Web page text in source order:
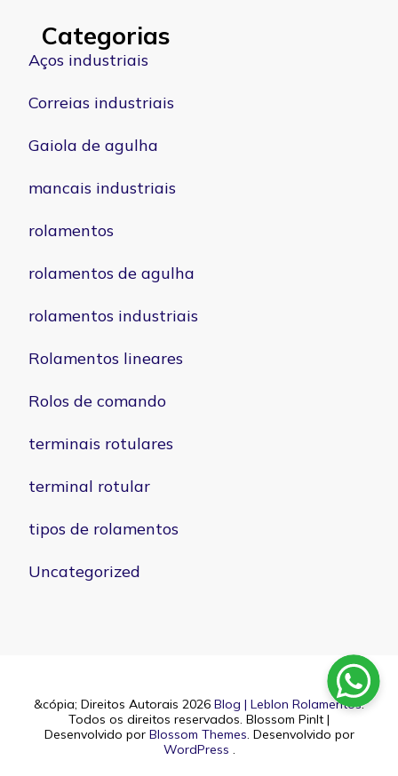
Categorias
Aços industriais
Correias industriais
Gaiola de agulha
mancais industriais
rolamentos
rolamentos de agulha
rolamentos industriais
Rolamentos lineares
Rolos de comando
terminais rotulares
terminal rotular
tipos de rolamentos
Uncategorized
&cópia; Direitos Autorais 2026 Blog | Leblon Rolamentos.
Todos os direitos reservados. Blossom PinIt |
Desenvolvido por Blossom Themes . Desenvolvido por
WordPress